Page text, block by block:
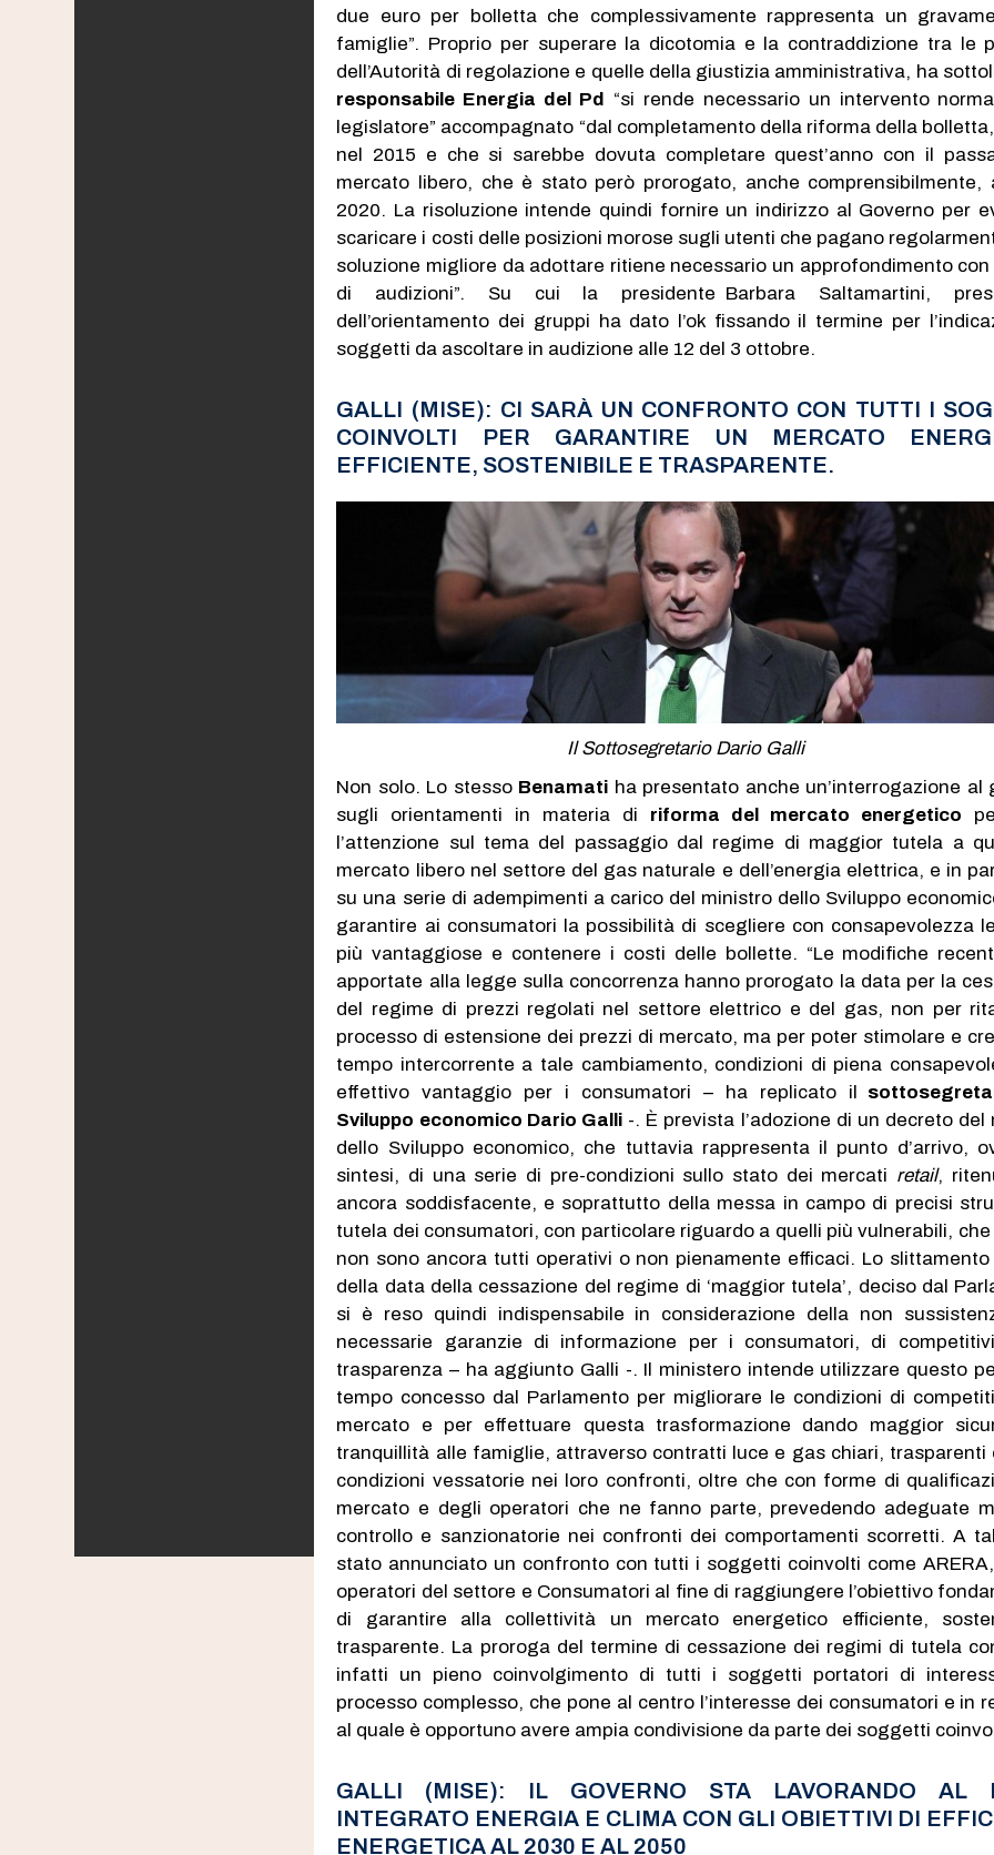
due euro per bolletta che complessivamente rappresenta un
famiglie”. Proprio per superare la dicotomia e la contraddizione tra le
dell’Autorità di regolazione e quelle della giustizia amministrativa, ha
responsabile Energia del Pd “si rende necessario un intervento
legislatore” accompagnato “dal completamento della riforma della
nel 2015 e che si sarebbe dovuta completare quest’anno con il
mercato libero, che è stato però prorogato, anche comprensibilmente,
2020. La risoluzione intende quindi fornire un indirizzo al Governo per
scaricare i costi delle posizioni morose sugli utenti che pagano
soluzione migliore da adottare ritiene necessario un approfondimento con
di audizioni”. Su cui la presidente Barbara Saltamartini,
dell’orientamento dei gruppi ha dato l’ok fissando il termine per
soggetti da ascoltare in audizione alle 12 del 3 ottobre.
GALLI (MISE): CI SARÀ UN CONFRONTO CON TUTTI I
COINVOLTI PER GARANTIRE UN MERCATO
EFFICIENTE, SOSTENIBILE E TRASPARENTE.
Il Sottosegretario Dario Galli
Non solo. Lo stesso Benamati ha presentato anche un’interrogazione al
sugli orientamenti in materia di riforma del mercato energetico
l’attenzione sul tema del passaggio dal regime di maggior tutela a
mercato libero nel settore del gas naturale e dell’energia elettrica, e in
su una serie di adempimenti a carico del ministro dello Sviluppo
garantire ai consumatori la possibilità di scegliere con consapevolezza
più vantaggiose e contenere i costi delle bollette. “Le modifiche
apportate alla legge sulla concorrenza hanno prorogato la data per la
del regime di prezzi regolati nel settore elettrico e del gas, non per
processo di estensione dei prezzi di mercato, ma per poter stimolare e
tempo intercorrente a tale cambiamento, condizioni di piena
effettivo vantaggio per i consumatori – ha replicato il
Sviluppo economico Dario Galli-. È prevista l’adozione di un decreto del
dello Sviluppo economico, che tuttavia rappresenta il punto d’arrivo,
sintesi, di una serie di pre-condizioni sullo stato dei mercati retail,
ancora soddisfacente, e soprattutto della messa in campo di precisi
tutela dei consumatori, con particolare riguardo a quelli più vulnerabili,
non sono ancora tutti operativi o non pienamente efficaci. Lo slittamento
della data della cessazione del regime di ‘maggior tutela’, deciso dal
si è reso quindi indispensabile in considerazione della non
necessarie garanzie di informazione per i consumatori, di
trasparenza – ha aggiunto Galli -. Il ministero intende utilizzare questo
tempo concesso dal Parlamento per migliorare le condizioni di
mercato e per effettuare questa trasformazione dando maggior
tranquillità alle famiglie, attraverso contratti luce e gas chiari, trasparenti
condizioni vessatorie nei loro confronti, oltre che con forme di
mercato e degli operatori che ne fanno parte, prevedendo adeguate
controllo e sanzionatorie nei confronti dei comportamenti scorretti. A
stato annunciato un confronto con tutti i soggetti coinvolti come ARERA,
operatori del settore e Consumatori al fine di raggiungere l’obiettivo
di garantire alla collettività un mercato energetico efficiente,
trasparente. La proroga del termine di cessazione dei regimi di tutela
infatti un pieno coinvolgimento di tutti i soggetti portatori di
processo complesso, che pone al centro l’interesse dei consumatori e in
al quale è opportuno avere ampia condivisione da parte dei soggetti
GALLI (MISE): IL GOVERNO STA LAVORANDO AL
INTEGRATO ENERGIA E CLIMA CON GLI OBIETTIVI DI
ENERGETICA AL 2030 E AL 2050